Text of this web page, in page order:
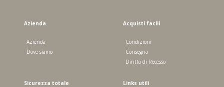
Azienda
Azienda
Dove siamo
Acquisti facili
Condizioni
Consegna
Diritto di Recesso
Sicurezza totale Links utili